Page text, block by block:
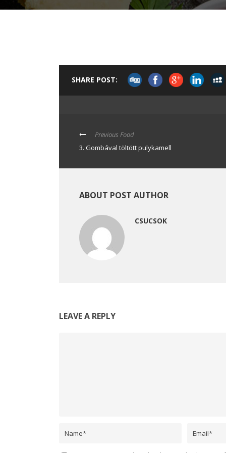
SHARE POST:
Previous Food
3. Gombával töltött pulykamell
ABOUT POST AUTHOR
CSUCSOK
LEAVE A REPLY